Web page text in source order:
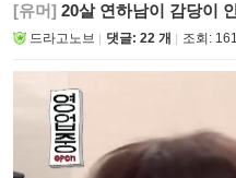
[유머] 20살 연하남이 감당이
드라고노브 댓글: 22 개 조회: